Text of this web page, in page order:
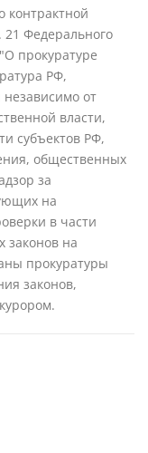
контрактной
21 Федерального
прокуратуре
РФ,
от
власти,
субъектов РФ,
общественных
за
на
в части
законов на
прокуратуры
законов,